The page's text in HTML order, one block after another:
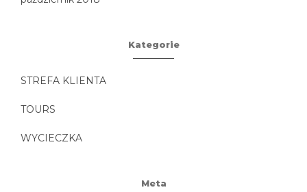
Kategorie
STREFA KLIENTA
TOURS
WYCIECZKA
Meta